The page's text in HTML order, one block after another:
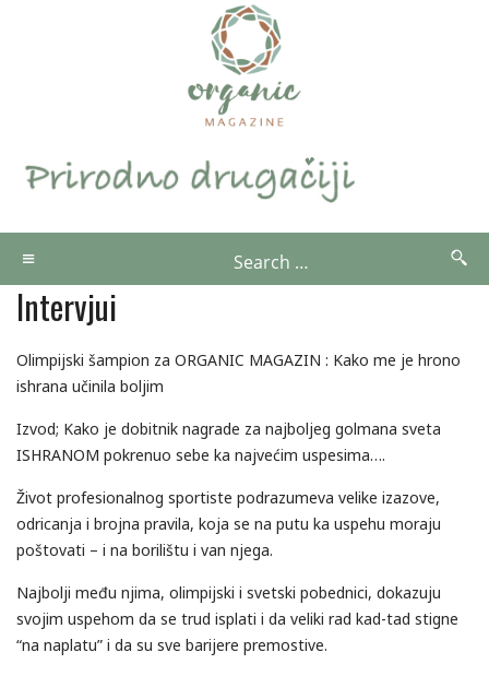
Intervjui
Olimpijski šampion za ORGANIC MAGAZIN : Kako me je hrono
ishrana učinila boljim
Izvod; Kako je dobitnik nagrade za najboljeg golmana sveta
ISHRANOM pokrenuo sebe ka najvećim uspesima….
Život profesionalnog sportiste podrazumeva velike izazove,
odricanja i brojna pravila, koja se na putu ka uspehu moraju
poštovati – i na borilištu i van njega.
Najbolji među njima, olimpijski i svetski pobednici, dokazuju
svojim uspehom da se trud isplati i da veliki rad kad-tad stigne
“na naplatu” i da su sve barijere premostive.